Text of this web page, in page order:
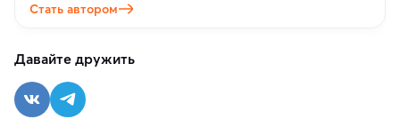
Стать автором
Давайте дружить